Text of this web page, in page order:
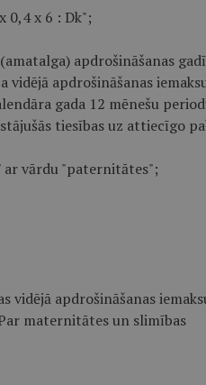
0,4 x 6 : Dk";
apdrošināšanas
apdrošināšanas
gada 12 mēnešu
tiesības uz attiecīgo
vārdu "paternitātes";
vidējā apdrošināšanas
maternitātes un slimības